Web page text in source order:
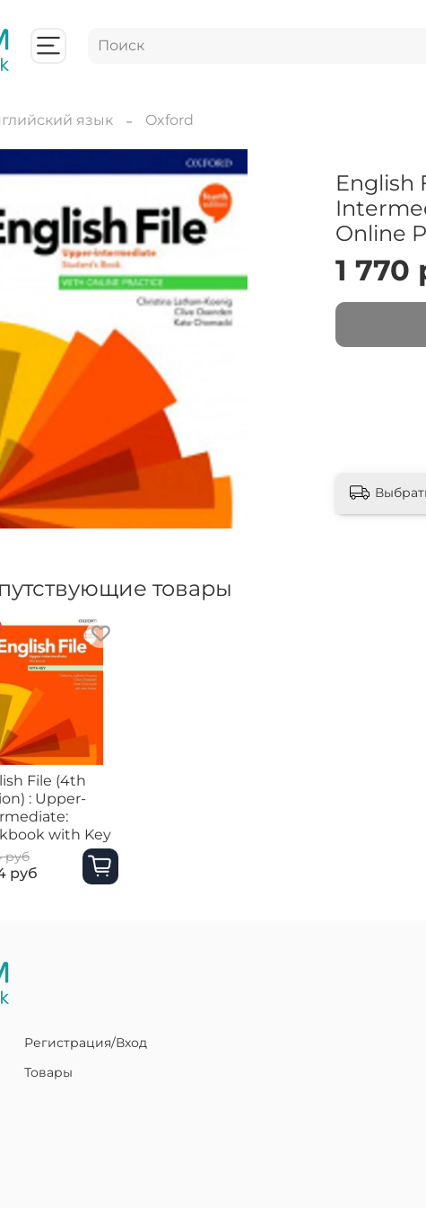
язык Oxford
English
Online
1 770
товары
File (4th
: Upper-
with Key
руб
руб
Регистрация/Вход
Товары